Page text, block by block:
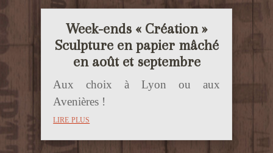
Week-ends « Création »
Sculpture en papier mâché
en août et septembre
Aux choix à Lyon ou aux
Avenières !
lire plus